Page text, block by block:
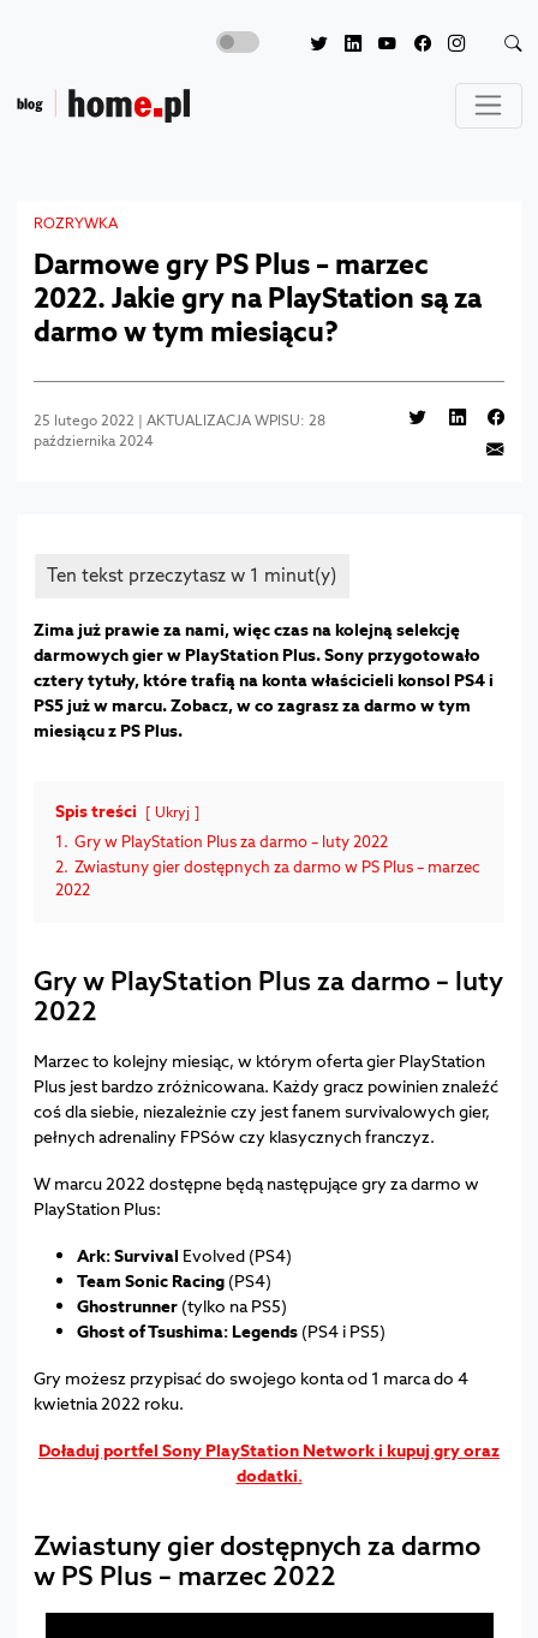
ROZRYWKA
Darmowe gry PS Plus – marzec
2022. Jakie gry na PlayStation są za
darmo w tym miesiącu?
25 lutego 2022 | AKTUALIZACJA WPISU: 28
października 2024
Zima już prawie za nami, więc czas na kolejną selekcję
darmowych gier w PlayStation Plus. Sony przygotowało
cztery tytuły, które trafią na konta właścicieli konsol PS4 i
PS5 już w marcu. Zobacz, w co zagrasz za darmo w tym
miesiącu z PS Plus.
Spis treści Ukryj
1. Gry w PlayStation Plus za darmo – luty 2022
2. Zwiastuny gier dostępnych za darmo w PS Plus – marzec
2022
Gry w PlayStation Plus za darmo – luty
2022
Marzec to kolejny miesiąc, w którym oferta gier PlayStation
Plus jest bardzo zróżnicowana. Każdy gracz powinien znaleźć
coś dla siebie, niezależnie czy jest fanem survivalowych gier,
pełnych adrenaliny FPSów czy klasycznych franczyz.
W marcu 2022 dostępne będą następujące gry za darmo w
PlayStation Plus:
Ark: Survival Evolved (PS4)
Team Sonic Racing(PS4)
Ghostrunner(tylko na PS5)
Ghost of Tsushima: Legends(PS4 i PS5)
Gry możesz przypisać do swojego konta od 1 marca do 4
kwietnia 2022 roku.
Doładuj portfel Sony PlayStation Network i kupuj gry oraz
dodatki.
Zwiastuny gier dostępnych za darmo
w PS Plus – marzec 2022